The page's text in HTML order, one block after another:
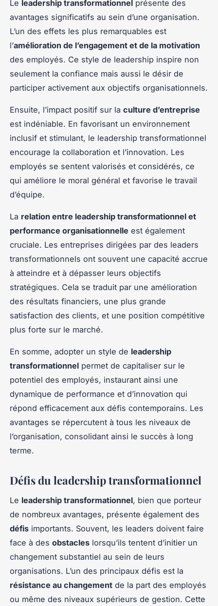
Le leadership transformationnel présente des
avantages significatifs au sein d’une organisation.
L’un des effets les plus remarquables est
l’amélioration de l’engagement et de la motivation
des employés. Ce style de leadership inspire non
seulement la confiance mais aussi le désir de
participer activement aux objectifs organisationnels.
Ensuite, l’impact positif sur la culture d’entreprise
est indéniable. En favorisant un environnement
inclusif et stimulant, le leadership transformationnel
encourage la collaboration et l’innovation. Les
employés se sentent valorisés et considérés, ce
qui améliore le moral général et favorise le travail
d’équipe.
La relation entre leadership transformationnel et
performance organisationnelle est également
cruciale. Les entreprises dirigées par des leaders
transformationnels ont souvent une capacité accrue
à atteindre et à dépasser leurs objectifs
stratégiques. Cela se traduit par une amélioration
des résultats financiers, une plus grande
satisfaction des clients, et une position compétitive
plus forte sur le marché.
En somme, adopter un style de leadership
transformationnel permet de capitaliser sur le
potentiel des employés, instaurant ainsi une
dynamique de performance et d’innovation qui
répond efficacement aux défis contemporains. Les
avantages se répercutent à tous les niveaux de
l’organisation, consolidant ainsi le succès à long
terme.
Défis du leadership transformationnel
Le leadership transformationnel, bien que porteur
de nombreux avantages, présente également des
défis importants. Souvent, les leaders doivent faire
face à des obstacles lorsqu’ils tentent d’initier un
changement substantiel au sein de leurs
organisations. L’un des principaux défis est la
résistance au changement de la part des employés
ou même des niveaux supérieurs de gestion. Cette